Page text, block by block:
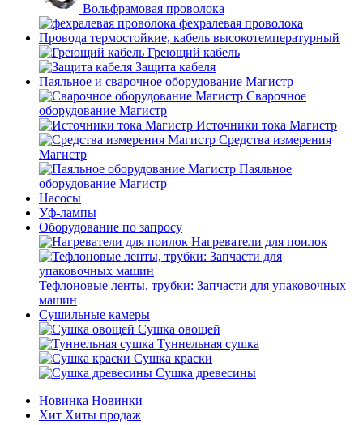
Вольфрамовая проволока
фехралевая проволока
Провода термостойкие, кабель высокотемпературный
Греющий кабель
Защита кабеля
Паяльное и сварочное оборудование Магистр
Сварочное
оборудование Магистр
Источники тока Магистр
Средства измерения
Магистр
Паяльное
оборудование Магистр
Насосы
Уф-лампы
Оборудование по запросу
Нагреватели для поилок
Тефлоновые ленты, трубки: Запчасти для упаковочных
машин
Сушильные камеры
Сушка овощей
Туннельная сушка
Сушка краски
Сушка древесины
Новинка Новинки
Хит Хиты продаж